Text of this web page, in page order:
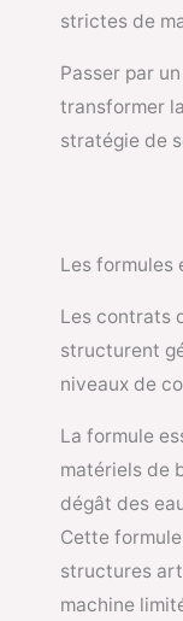
strictes de
Passer par
transformer
stratégie de
Les formules
Les contrats
structurent
niveaux de
La formule
matériels de
dégât des
Cette
structures
machine